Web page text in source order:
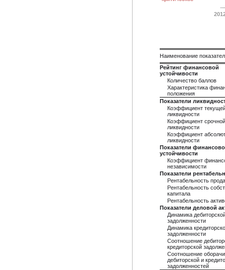
Наименование
Рейтинг финансовой
устойчивости
Количество баллов
Характеристика
положения
Показатели
Коэффициент
ликвидности
Коэффициент срочной
ликвидности
Коэффициент
ликвидности
Показатели
устойчивости
Коэффициент
независимости
Показатели
Рентабельность
Рентабельность
капитала
Рентабельность
Показатели деловой
Динамика
задолженности
Динамика
задолженности
Соотношение
кредиторской
Соотношение
дебиторской и
задолженностей